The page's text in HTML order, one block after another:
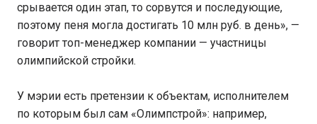
срывается один этап, то сорвутся и последующие,
поэтому пеня могла достигать 10 млн руб. в день», —
говорит топ-менеджер компании — участницы
олимпийской стройки.
У мэрии есть претензии к объектам, исполнителем
по которым был сам «Олимпстрой»: например,